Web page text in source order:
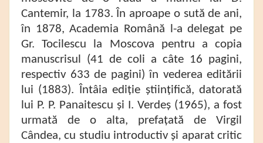
Cantemir, la 1783. În aproape o sută de ani,
în 1878, Academia Română l-a delegat pe
Gr. Tocilescu la Moscova pentru a copia
manuscrisul (41 de coli a câte 16 pagini,
respectiv 633 de pagini) în vederea editării
lui (1883). Întâia ediție științifică, datorată
lui P. P. Panaitescu și I. Verdeș (1965), a fost
urmată de o alta, prefațată de Virgil
Cândea, cu studiu introductiv și aparat critic